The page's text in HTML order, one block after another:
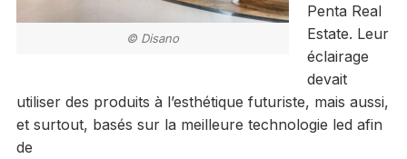
© Disano
Penta Real
Estate. Leur
éclairage
devait
utiliser des produits à l’esthétique futuriste, mais aussi,
et surtout, basés sur la meilleure technologie led afin
de